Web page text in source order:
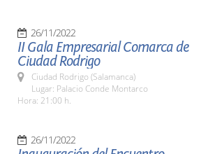
26/11/2022
II Gala Empresarial Comarca de
Ciudad Rodrigo
Ciudad Rodrigo (Salamanca)
Lugar: Palacio Conde Montarco
Hora: 21:00 h.
26/11/2022